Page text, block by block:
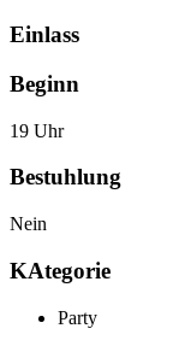
Einlass
Beginn
19 Uhr
Bestuhlung
Nein
KAtegorie
Party